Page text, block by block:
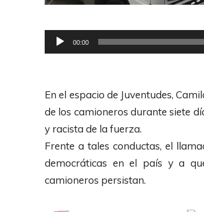
e
r
o
u
00:00
En el espacio de Juventudes,
de los camioneros durante siete
y racista de la fuerza.
Frente a tales conductas, el
democráticas en el país y a
camioneros persistan.